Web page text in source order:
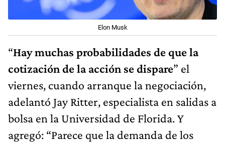
Elon Musk
“Hay muchas probabilidades de que la
cotización de la acción se dispare” el
viernes, cuando arranque la negociación,
adelantó Jay Ritter, especialista en salidas a
bolsa en la Universidad de Florida. Y
agregó: “Parece que la demanda de los